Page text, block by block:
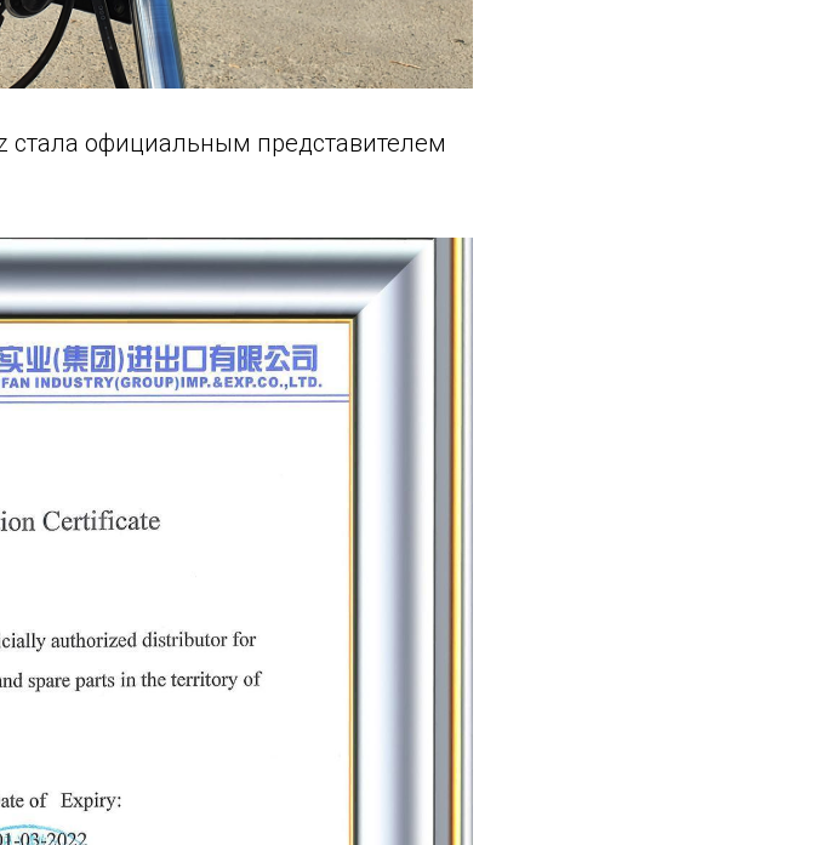
стала официальным представителем